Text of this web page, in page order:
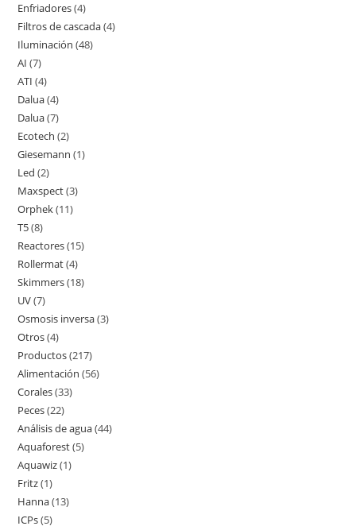
producto
Enfriadores 44
productos
Filtros de cascada 44
Iluminación 4848
AI 77
productos
ATI 44
productos
Dalua 44
productos
Dalua 77
productos
Ecotech 22
productos
Giesemann 11
Led 22
productos
Maxspect 33
Orphek 1111
T5 88
productos
Reactores 1515
Rollermat 44
productos
Skimmers 1818
UV 77
productos
Osmosis inversa 33
Otros 44
productos
Productos 217217
productos
Alimentación 5656
Corales 3333
Peces 2222
productos
Análisis de agua 4444
Aquaforest 55
Aquawiz 11
Fritz 11
producto
Hanna 1313
ICPs 55